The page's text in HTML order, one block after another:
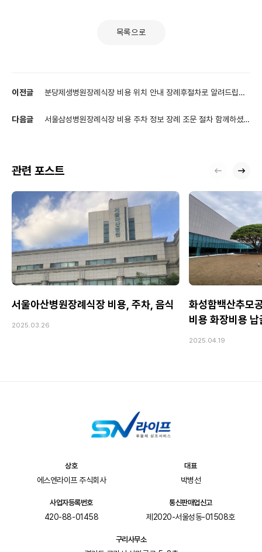
목록으로
이전글
분당제생병원장례식장 비용 위치 안내 장례후절차로 알려드립니
다음글
서울삼성병원장례식장 비용 주차 정보 장례 조문 절차 함께하셨습
관련 포스트
서울아산병원장례식장 비용, 주차, 음식
2025.03.26
화성함백산추모
비용 화장비용
2025.04.19
상호
에스엔라이프 주식회사
대표
박병선
사업자등록번호
420-88-01458
통신판매업신고
제2020-서울성동-01508호
구리사무소